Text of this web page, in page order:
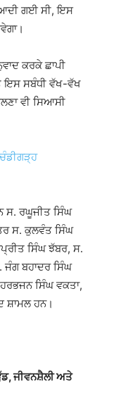
ਗਈ ਸੀ, ਇਸ
ਕਰਕੇ ਛਾਪੀ
ਇਸ ਸਬੰਧੀ ਵੱਖ-ਵੱਖ
ਵੀ ਸਿਆਸੀ
ਸ. ਰਘੂਜੀਤ ਸਿੰਘ
ਸ. ਕੁਲਵੰਤ ਸਿੰਘ
ਸਿੰਘ ਝੱਬਰ, ਸ.
ਜੰਗ ਬਹਾਦਰ ਸਿੰਘ
ਸਿੰਘ ਵਕਤਾ,
ਸ਼ਾਮਲ ਹਨ।
ਜੀਵਨਸ਼ੈਲੀ ਅਤੇ